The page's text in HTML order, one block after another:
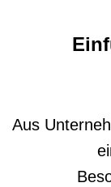
Aus